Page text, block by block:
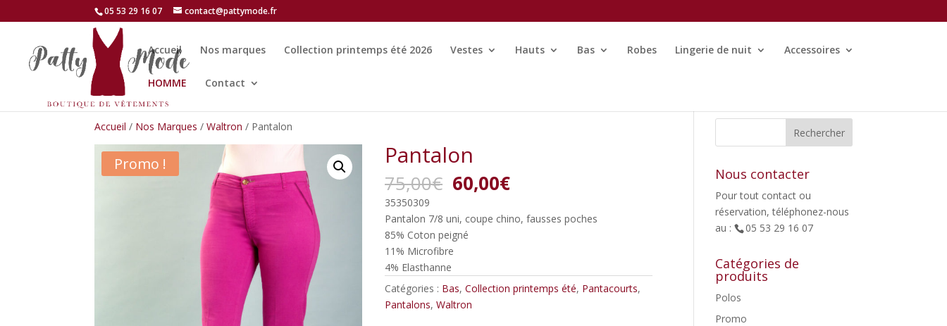
05 53 29 16 07 contact@pattymode.fr
Accueil Nos marques Collection printemps été 2026 Vestes Hauts Bas Robes Lingerie de nuit Accessoires
HOMME Contact
Accueil / Nos Marques /Waltron / Pantalon
Promo ! Pantalon
75,00€ Le
prix
initial
était :
75,00€.
60,00€Le
actuel
est :
35350309
Pantalon 7/8 uni, coupe chino, fausses poches
85% Coton peigné
11% Microfibre
4% Elasthanne
Catégories : Bas,Collection printemps été, Pantacourts,
Pantalons,Waltron
Nous contacter
Pour tout contact ou
réservation, téléphonez-nous
au :
05 53 29 16 07
Catégories de
produits
Polos
Promo